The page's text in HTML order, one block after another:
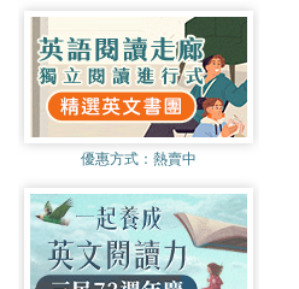
優惠方式： 熱賣中